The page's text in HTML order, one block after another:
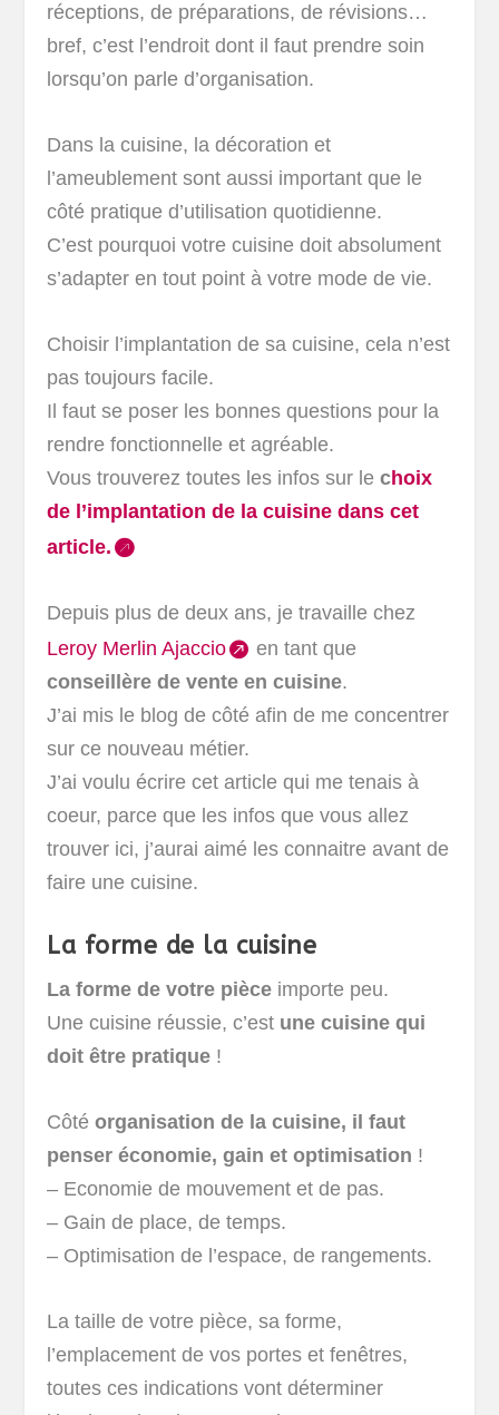
réceptions, de préparations, de révisions…
bref, c’est l’endroit dont il faut prendre soin
lorsqu’on parle d’organisation.
Dans la cuisine, la décoration et
l’ameublement sont aussi important que le
côté pratique d’utilisation quotidienne.
C’est pourquoi votre cuisine doit absolument
s’adapter en tout point à votre mode de vie.
Choisir l’implantation de sa cuisine, cela n’est
pas toujours facile.
Il faut se poser les bonnes questions pour la
rendre fonctionnelle et agréable.
Vous trouverez toutes les infos sur lechoix
de l’implantation de la cuisine dans cet
article.
Depuis plus de deux ans, je travaille chez
Leroy Merlin Ajaccio
en tant que
conseillère de vente en cuisine.
J’ai mis le blog de côté afin de me concentrer
sur ce nouveau métier.
J’ai voulu écrire cet article qui me tenais à
coeur, parce que les infos que vous allez
trouver ici, j’aurai aimé les connaitre avant de
faire une cuisine.
La forme de la cuisine
La forme de votre pièce importe peu.
Une cuisine réussie, c’est une cuisine qui
doit être pratique !
Côtéorganisation de la cuisine, il faut
penser économie, gain et optimisation !
– Economie de mouvement et de pas.
– Gain de place, de temps.
– Optimisation de l’espace, de rangements.
La taille de votre pièce, sa forme,
l’emplacement de vos portes et fenêtres,
toutes ces indications vont déterminer